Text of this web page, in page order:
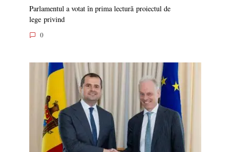
Parlamentul a votat în prima lectură proiectul de
lege privind
0